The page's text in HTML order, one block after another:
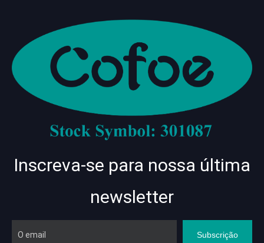
Inscreva-se para nossa última
newsletter
Subscrição